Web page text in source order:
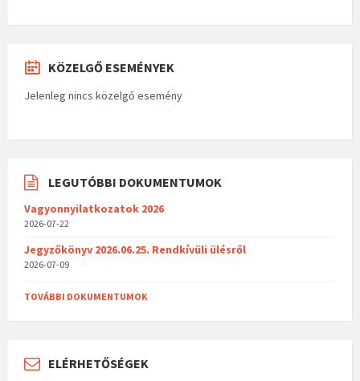
KÖZELGŐ ESEMÉNYEK
Jelenleg nincs közelgő esemény
LEGUTÓBBI DOKUMENTUMOK
Vagyonnyilatkozatok 2026
2026-07-22
Jegyzőkönyv 2026.06.25. Rendkívüli ülésről
2026-07-09
TOVÁBBI DOKUMENTUMOK
ELÉRHETŐSÉGEK